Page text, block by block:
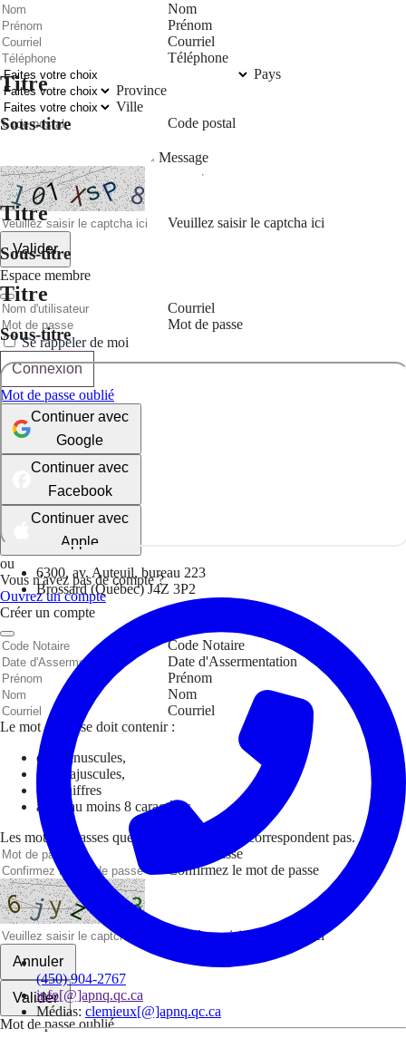
Titre
Sous-titre
Titre
Sous-titre
Titre
Sous-titre
6300, av. Auteuil, bureau 223
Brossard (Québec) J4Z 3P2
(450) 904-2767
info[@]apnq.qc.ca
Médias: clemieux[@]apnq.qc.ca
Nom
Prénom
Courriel
Téléphone
Pays
Province
Ville
Code postal
Message
Veuillez saisir le captcha ici
Valider
Espace membre
Courriel
Mot de passe
Se rappeler de moi
Connexion
Mot de passe oublié
Continuer avec
Google
Continuer avec
Facebook
Continuer avec
Apple
ou
Vous n'avez pas de compte ?
Ouvrez un compte
Créer un compte
Code Notaire
Date d'Assermentation
Prénom
Nom
Courriel
Le mot de passe doit contenir :
des minuscules,
des majuscules,
des chiffres
avoir au moins 8 caractères
Les mots de passes que vous avez saisis ne correspondent pas.
Mot de passe
Confirmez le mot de passe
Veuillez saisir le captcha ici
Annuler
Valider
Mot de passe oublié